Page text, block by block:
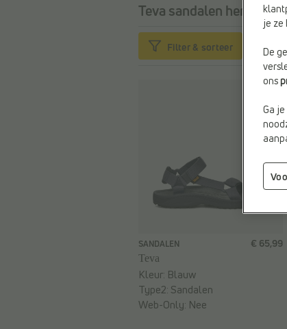
Teva sandalen heren
Filter & sorteer
SANDALEN
Teva
€ 65,99
Kleur: Blauw
Type2: Sandalen
Web-Only: Nee
je ze
De
ons
Ga